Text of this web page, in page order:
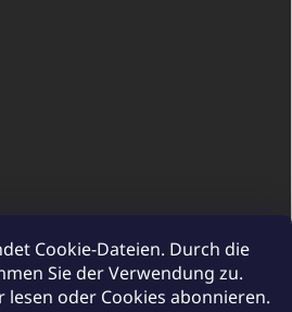
Cookie-Dateien. Durch die
Sie der Verwendung zu.
lesen oder Cookies abonnieren.
UNICATO.at UNICATO.hu